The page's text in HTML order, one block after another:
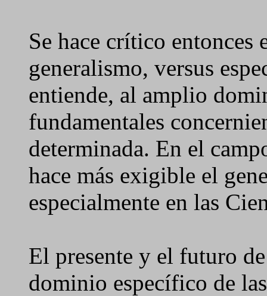
Se hace crítico
generalismo, versus
entiende, al amplio
fundamentales
determinada. En el
hace más exigible el
especialmente en las
El presente y el futuro
dominio específico de